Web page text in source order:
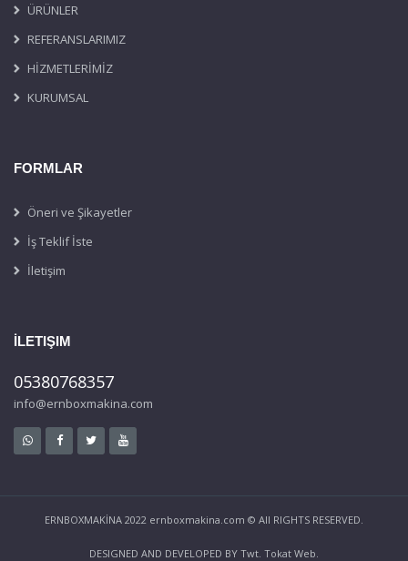
ÜRÜNLER
REFERANSLARIMIZ
HİZMETLERİMİZ
KURUMSAL
FORMLAR
Öneri ve Şikayetler
İş Teklif İste
İletişim
İLETIŞIM
05380768357
info@ernboxmakina.com
ERNBOXMAKİNA 2022 ernboxmakina.com © All RIGHTS RESERVED.
DESIGNED AND DEVELOPED BY Twt. Tokat Web.